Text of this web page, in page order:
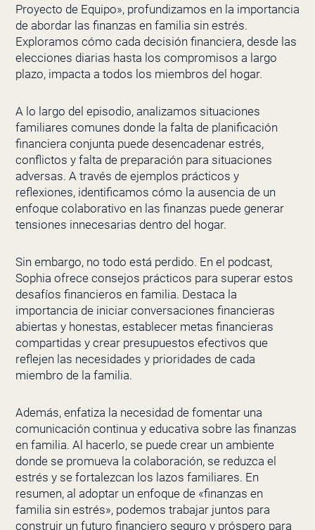
Proyecto de Equipo», profundizamos en la importancia
de abordar las finanzas en familia sin estrés.
Exploramos cómo cada decisión financiera, desde las
elecciones diarias hasta los compromisos a largo
plazo, impacta a todos los miembros del hogar.
A lo largo del episodio, analizamos situaciones
familiares comunes donde la falta de planificación
financiera conjunta puede desencadenar estrés,
conflictos y falta de preparación para situaciones
adversas. A través de ejemplos prácticos y
reflexiones, identificamos cómo la ausencia de un
enfoque colaborativo en las finanzas puede generar
tensiones innecesarias dentro del hogar.
Sin embargo, no todo está perdido. En el podcast,
Sophia ofrece consejos prácticos para superar estos
desafíos financieros en familia. Destaca la
importancia de iniciar conversaciones financieras
abiertas y honestas, establecer metas financieras
compartidas y crear presupuestos efectivos que
reflejen las necesidades y prioridades de cada
miembro de la familia.
Además, enfatiza la necesidad de fomentar una
comunicación continua y educativa sobre las finanzas
en familia. Al hacerlo, se puede crear un ambiente
donde se promueva la colaboración, se reduzca el
estrés y se fortalezcan los lazos familiares. En
resumen, al adoptar un enfoque de «finanzas en
familia sin estrés», podemos trabajar juntos para
construir un futuro financiero seguro y próspero para